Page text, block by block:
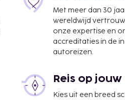
Met meer dan 30
wereldwijd
onze expertise en
accreditaties in de
autoreizen.
Reis op
Kies uit een breed